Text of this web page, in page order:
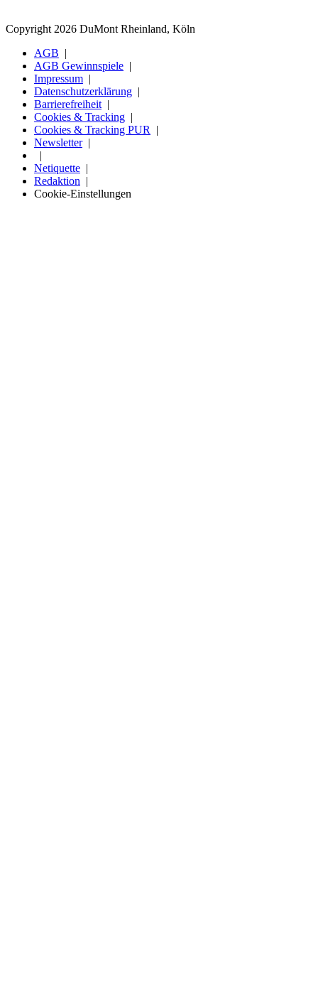
Copyright 2026 DuMont Rheinland, Köln
AGB
AGB Gewinnspiele
Impressum
Datenschutzerklärung
Barrierefreiheit
Cookies & Tracking
Cookies & Tracking PUR
Newsletter
Netiquette
Redaktion
Cookie-Einstellungen